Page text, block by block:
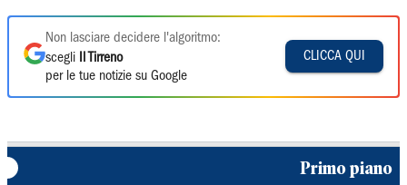
Non lasciare decidere l'algoritmo:
scegli
Il Tirreno
per le tue notizie su Google
CLICCA QUI
Primo piano